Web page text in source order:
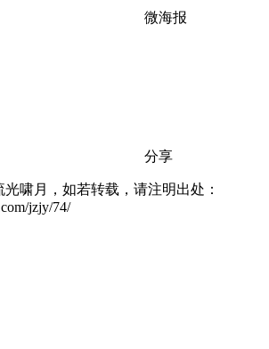
微海报
分享
啸月，如若转载，请注明出处：
jzjy/74/